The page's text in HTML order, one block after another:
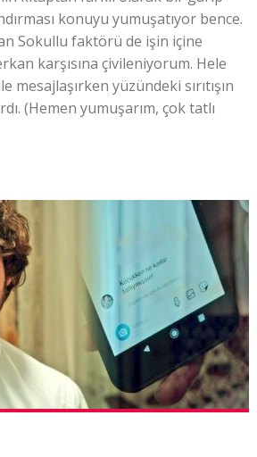
konuyu yumuşatıyor bence.
Sokullu faktörü de işin içine
karşısına çivileniyorum. Hele
mesajlaşırken yüzündeki sırıtışın
(Hemen yumuşarım, çok tatlı